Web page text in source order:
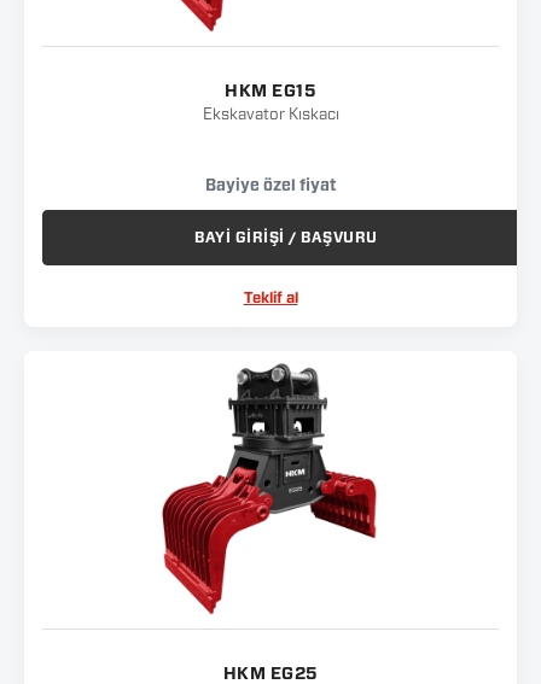
HKM EG15
Ekskavator Kıskacı
Bayiye özel fiyat
BAYİ GİRİŞİ / BAŞVURU
Teklif al
HKM EG25